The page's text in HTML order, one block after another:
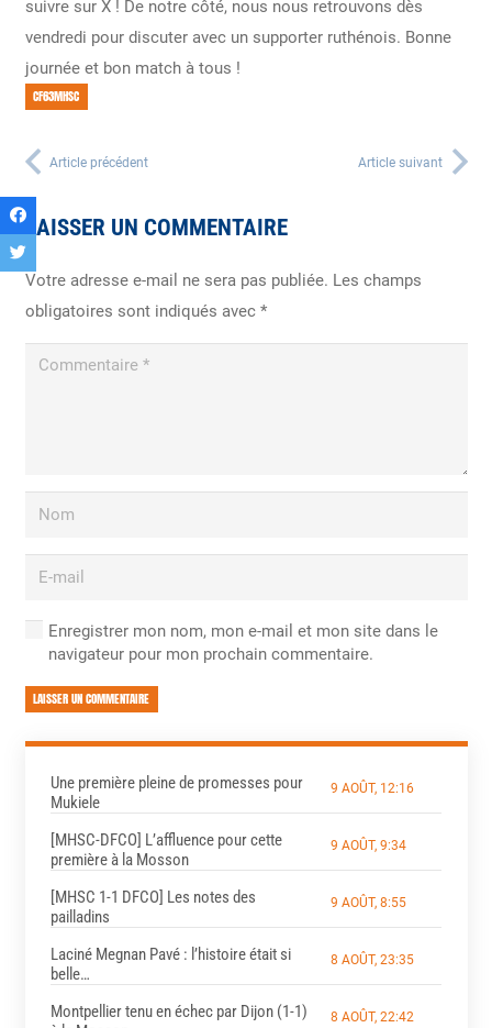
suivre sur X ! De notre côté, nous nous retrouvons dès
vendredi pour discuter avec un supporter ruthénois. Bonne
journée et bon match à tous !
CF63MHSC
Article précédent Article suivant
LAISSER UN COMMENTAIRE
Votre adresse e-mail ne sera pas publiée. Les champs
obligatoires sont indiqués avec *
Enregistrer mon nom, mon e-mail et mon site dans le
navigateur pour mon prochain commentaire.
LAISSER UN COMMENTAIRE
Une première pleine de promesses pour
Mukiele
9 AOÛT, 12:16
[MHSC-DFCO] L’affluence pour cette
première à la Mosson
9 AOÛT, 9:34
[MHSC 1-1 DFCO] Les notes des
pailladins
9 AOÛT, 8:55
Laciné Megnan Pavé : l’histoire était si
belle…
8 AOÛT, 23:35
Montpellier tenu en échec par Dijon (1-1)
8 AOÛT, 22:42